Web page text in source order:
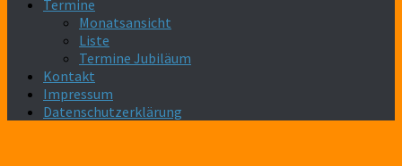
Termine
Monatsansicht
Liste
Termine Jubiläum
Kontakt
Impressum
Datenschutzerklärung